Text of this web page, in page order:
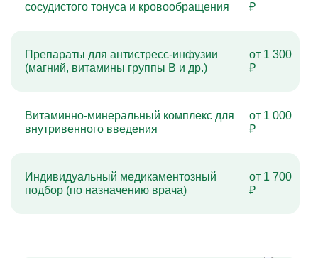
сосудистого тонуса и кровообращения
₽
Препараты для антистресс-инфузии
(магний, витамины группы B и др.)
от 1 300
₽
Витаминно-минеральный комплекс для
внутривенного введения
от 1 000
₽
Индивидуальный медикаментозный
подбор (по назначению врача)
от 1 700
₽